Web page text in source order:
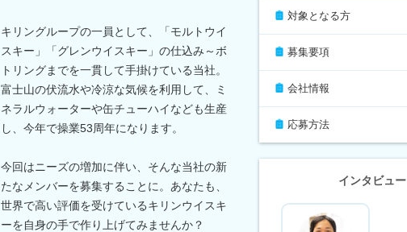
キリングループの一員として、「モルトウイ
スキー」「グレンウイスキー」の仕込み～ボ
トリングまでを一貫して手掛けている当社。
富士山の伏流水や冷涼な気候を利用して、ミ
ネラルウォーターや缶チューハイなども生産
し、今年で操業53周年になります。
今回はニーズの増加に伴い、そんな当社の新
たなメンバーを募集することに。あなたも、
世界で高い評価を受けているキリンウイスキ
ーを自身の手で作り上げてみませんか？
対象となる方
募集要項
会社情報
応募方法
インタビュー